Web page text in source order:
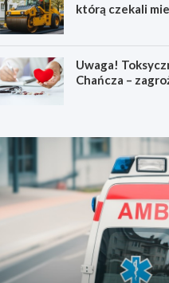
którą czekali
Uwaga!
Chańcza –